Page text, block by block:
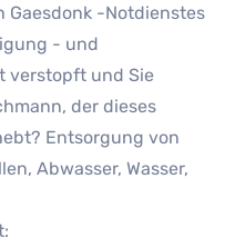
Gaesdonk -Notdienstes
- und
verstopft und Sie
der dieses
Entsorgung von
Abwasser, Wasser,